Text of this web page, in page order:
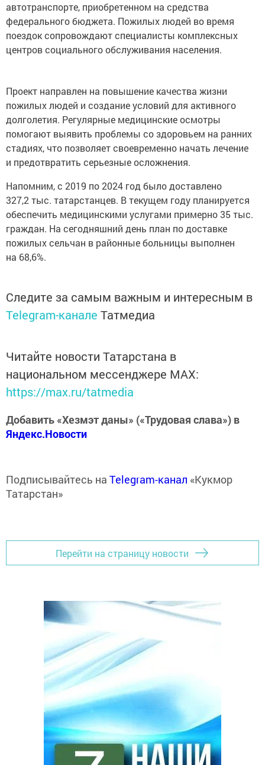
автотранспорте, приобретенном на средства
федерального бюджета. Пожилых людей во время
поездок сопровождают специалисты комплексных
центров социального обслуживания населения.
Проект направлен на повышение качества жизни
пожилых людей и создание условий для активного
долголетия. Регулярные медицинские осмотры
помогают выявить проблемы со здоровьем на ранних
стадиях, что позволяет своевременно начать лечение
и предотвратить серьезные осложнения.
Напомним, с 2019 по 2024 год было доставлено
327,2 тыс. татарстанцев. В текущем году планируется
обеспечить медицинскими услугами примерно 35 тыс.
граждан. На сегодняшний день план по доставке
пожилых сельчан в районные больницы выполнен
на 68,6%.
Следите за самым важным и интересным в
Telegram-канале Татмедиа
Читайте новости Татарстана в
национальном мессенджере MАХ:
https://max.ru/tatmedia
Добавить «Хезмэт даны» («Трудовая слава») в
Яндекс.Новости
Подписывайтесь на Telegram-канал «Кукмор
Татарстан»
Перейти на страницу новости